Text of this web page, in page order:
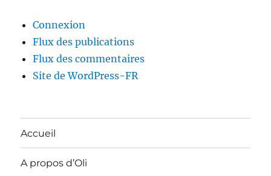
Connexion
Flux des publications
Flux des commentaires
Site de WordPress-FR
Accueil
A propos d’Oli